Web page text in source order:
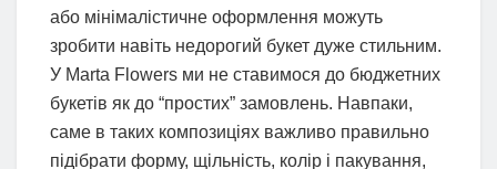
або мінімалістичне оформлення можуть
зробити навіть недорогий букет дуже стильним.
У Marta Flowers ми не ставимося до бюджетних
букетів як до “простих” замовлень. Навпаки,
саме в таких композиціях важливо правильно
підібрати форму, щільність, колір і пакування,